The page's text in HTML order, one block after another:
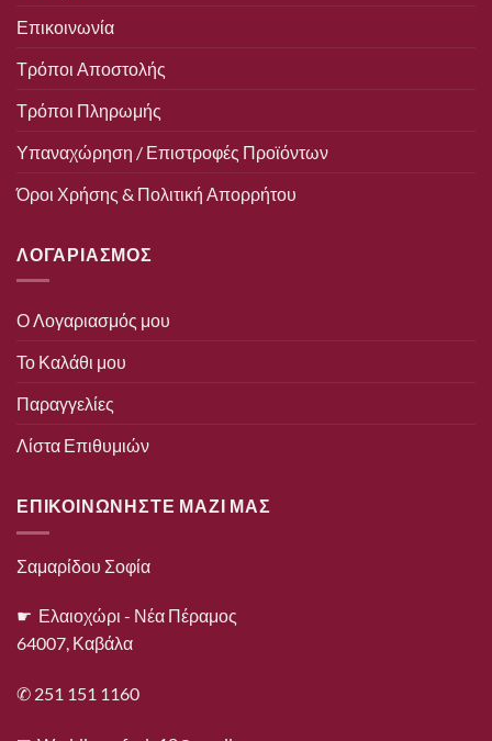
Επικοινωνία
Τρόποι Αποστολής
Τρόποι Πληρωμής
Υπαναχώρηση / Επιστροφές Προϊόντων
Όροι Χρήσης & Πολιτική Απορρήτου
ΛΟΓΑΡΙΑΣΜΟΣ
Ο Λογαριασμός μου
Το Καλάθι μου
Παραγγελίες
Λίστα Επιθυμιών
ΕΠΙΚΟΙΝΩΝΗΣΤΕ ΜΑΖΙ ΜΑΣ
Σαμαρίδου Σοφία
☛ Ελαιοχώρι - Νέα Πέραμος
64007, Καβάλα
✆ 251 151 1160